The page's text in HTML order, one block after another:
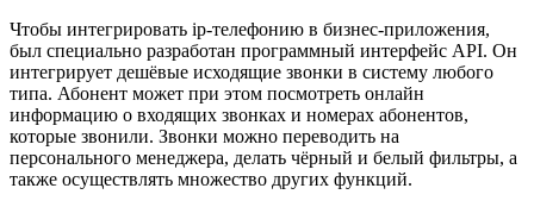
Чтобы интегрировать ip-телефонию в бизнес-приложения,
был специально разработан программный интерфейс API. Он
интегрирует дешёвые исходящие звонки в систему любого
типа. Абонент может при этом посмотреть онлайн
информацию о входящих звонках и номерах абонентов,
которые звонили. Звонки можно переводить на
персонального менеджера, делать чёрный и белый фильтры, а
также осуществлять множество других функций.